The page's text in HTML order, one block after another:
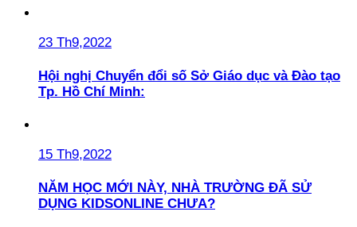
23 Th9,2022
Hội nghị Chuyển đổi số Sở Giáo dục và Đào tạo
Tp. Hồ Chí Minh:
15 Th9,2022
NĂM HỌC MỚI NÀY, NHÀ TRƯỜNG ĐÃ SỬ
DỤNG KIDSONLINE CHƯA?